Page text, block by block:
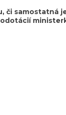
či samostatná